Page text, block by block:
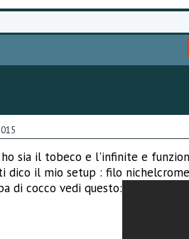
sia il tobeco e l'infinite e
dico il mio setup : filo
di cocco vedi questo: